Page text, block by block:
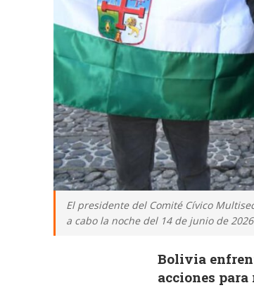
El presidente del Comité Cívico
a cabo la noche del 14 de junio de 2026
Bolivia
acciones